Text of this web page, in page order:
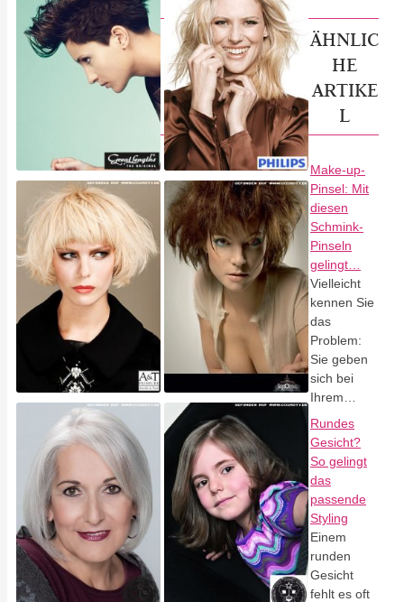
ÄHNLIC
HE
ARTIKE
L
Make-up-
Pinsel: Mit
diesen
Schmink-
Pinseln
gelingt…
Vielleicht
kennen Sie
das
Problem:
Sie geben
sich bei
Ihrem…
Rundes
Gesicht?
So gelingt
das
passende
Styling
Einem
runden
Gesicht
fehlt es oft